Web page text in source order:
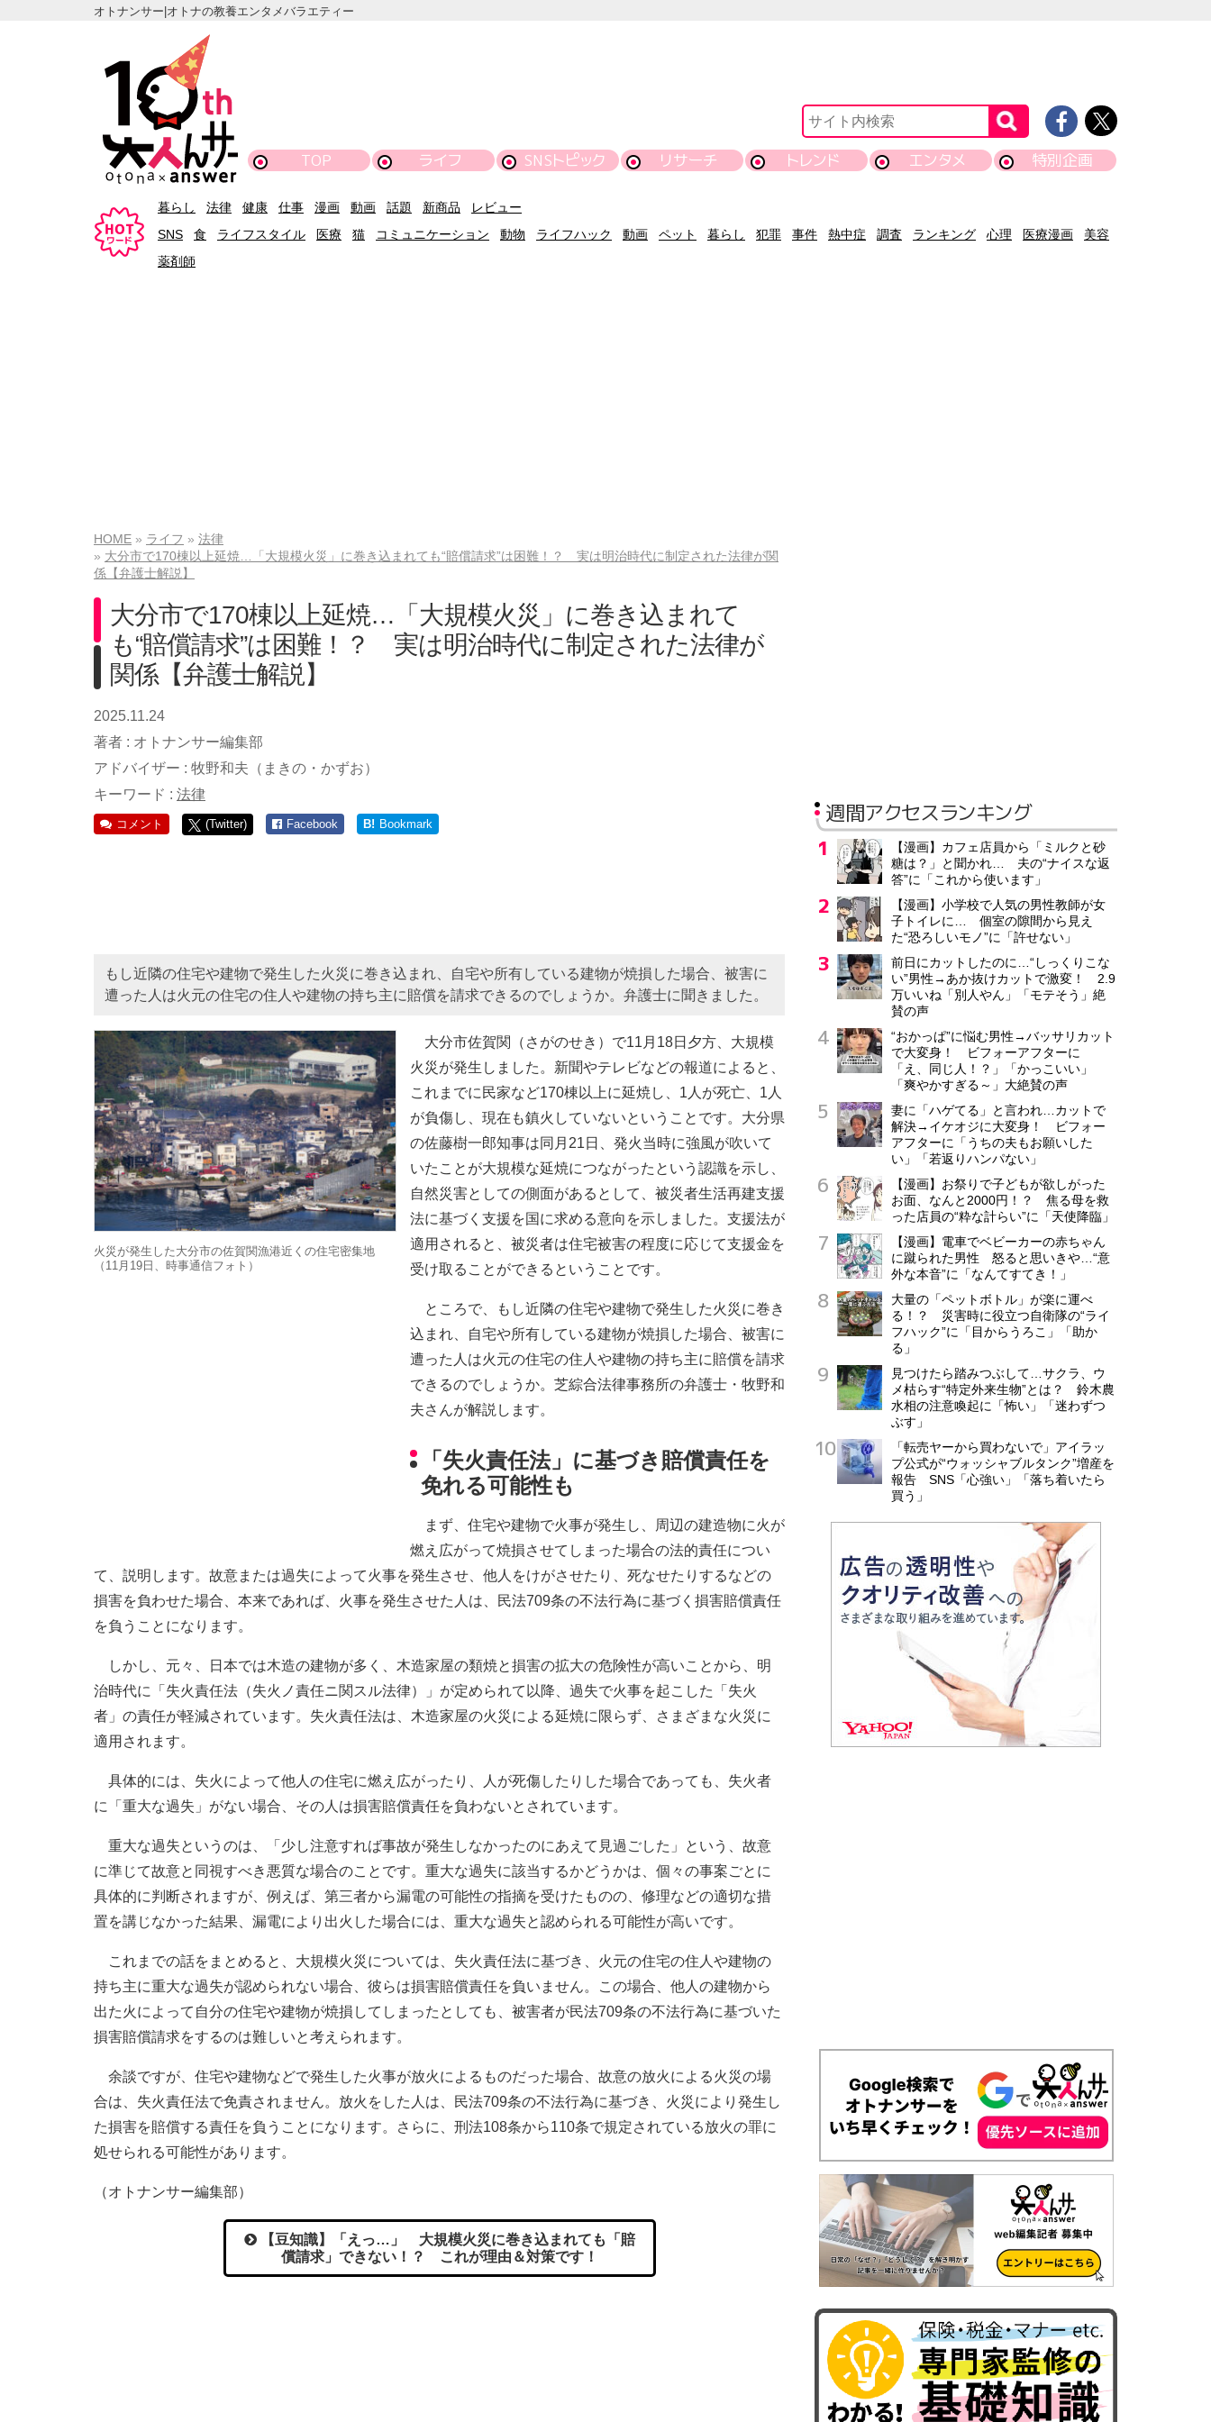
オトナンサー|オトナの教養エンタメバラエティー
TOP ライフ SNSトピック リサーチ トレンド エンタメ 特別企画
暮らし 法律 健康 仕事 漫画 動画 話題 新商品
レビュー
SNS
食 ライフスタイル 医療 猫 コミュニケーション 動物 ライフハック 動画 ペット 暮らし 犯罪 事件 熱中症 調査 ランキング 心理 医療漫画
美容
薬剤師
HOME ライフ
法律
大分市で170棟以上延焼…「大規模火災」に巻き込まれても“賠償請求”は困難！？ 実は明治時代に制定された法律が関
係【弁護士解説】
大分市で170棟以上延焼…「大規模火災」に巻き込まれて
も“賠償請求”は困難！？ 実は明治時代に制定された法律が
関係【弁護士解説】
2025.11.24
著者 : オトナンサー編集部
アドバイザー : 牧野和夫（まきの・かずお）
キーワード : 法律
コメント (Twitter) Facebook B! Bookmark
もし近隣の住宅や建物で発生した火災に巻き込まれ、自宅や所有している建物が焼損した場合、被害に
遭った人は火元の住宅の住人や建物の持ち主に賠償を請求できるのでしょうか。弁護士に聞きました。
火災が発生した大分市の佐賀関漁港近くの住宅密集地
（11月19日、時事通信フォト）
大分市佐賀関（さがのせき）で11月18日夕方、大規模
火災が発生しました。新聞やテレビなどの報道によると、
これまでに民家など170棟以上に延焼し、1人が死亡、1人
が負傷し、現在も鎮火していないということです。大分県
の佐藤樹一郎知事は同月21日、発火当時に強風が吹いて
いたことが大規模な延焼につながったという認識を示し、
自然災害としての側面があるとして、被災者生活再建支援
法に基づく支援を国に求める意向を示しました。支援法が
適用されると、被災者は住宅被害の程度に応じて支援金を
受け取ることができるということです。
ところで、もし近隣の住宅や建物で発生した火災に巻き
込まれ、自宅や所有している建物が焼損した場合、被害に
遭った人は火元の住宅の住人や建物の持ち主に賠償を請求
できるのでしょうか。芝綜合法律事務所の弁護士・牧野和
夫さんが解説します。
「失火責任法」に基づき賠償責任を
免れる可能性も
まず、住宅や建物で火事が発生し、周辺の建造物に火が
燃え広がって焼損させてしまった場合の法的責任につい
て、説明します。故意または過失によって火事を発生させ、他人をけがさせたり、死なせたりするなどの
損害を負わせた場合、本来であれば、火事を発生させた人は、民法709条の不法行為に基づく損害賠償責任
を負うことになります。
しかし、元々、日本では木造の建物が多く、木造家屋の類焼と損害の拡大の危険性が高いことから、明
治時代に「失火責任法（失火ノ責任ニ関スル法律）」が定められて以降、過失で火事を起こした「失火
者」の責任が軽減されています。失火責任法は、木造家屋の火災による延焼に限らず、さまざまな火災に
適用されます。
具体的には、失火によって他人の住宅に燃え広がったり、人が死傷したりした場合であっても、失火者
に「重大な過失」がない場合、その人は損害賠償責任を負わないとされています。
重大な過失というのは、「少し注意すれば事故が発生しなかったのにあえて見過ごした」という、故意
に準じて故意と同視すべき悪質な場合のことです。重大な過失に該当するかどうかは、個々の事案ごとに
具体的に判断されますが、例えば、第三者から漏電の可能性の指摘を受けたものの、修理などの適切な措
置を講じなかった結果、漏電により出火した場合には、重大な過失と認められる可能性が高いです。
これまでの話をまとめると、大規模火災については、失火責任法に基づき、火元の住宅の住人や建物の
持ち主に重大な過失が認められない場合、彼らは損害賠償責任を負いません。この場合、他人の建物から
出た火によって自分の住宅や建物が焼損してしまったとしても、被害者が民法709条の不法行為に基づいた
損害賠償請求をするのは難しいと考えられます。
余談ですが、住宅や建物などで発生した火事が放火によるものだった場合、故意の放火による火災の場
合は、失火責任法で免責されません。放火をした人は、民法709条の不法行為に基づき、火災により発生し
た損害を賠償する責任を負うことになります。さらに、刑法108条から110条で規定されている放火の罪に
処せられる可能性があります。
（オトナンサー編集部）
【豆知識】「えっ…」 大規模火災に巻き込まれても「賠
償請求」できない！？ これが理由＆対策です！
週間アクセスランキング
【漫画】カフェ店員から「ミルクと砂
糖は？」と聞かれ… 夫の“ナイスな返
答”に「これから使います」
【漫画】小学校で人気の男性教師が女
子トイレに… 個室の隙間から見え
た“恐ろしいモノ”に「許せない」
前日にカットしたのに…“しっくりこな
い”男性→あか抜けカットで激変！ 2.9
万いいね「別人やん」「モテそう」絶
賛の声
“おかっぱ”に悩む男性→バッサリカット
で大変身！ ビフォーアフターに
「え、同じ人！？」「かっこいい」
「爽やかすぎる～」大絶賛の声
妻に「ハゲてる」と言われ…カットで
解決→イケオジに大変身！ ビフォー
アフターに「うちの夫もお願いした
い」「若返りハンパない」
【漫画】お祭りで子どもが欲しがった
お面、なんと2000円！？ 焦る母を救
った店員の“粋な計らい”に「天使降臨」
【漫画】電車でベビーカーの赤ちゃん
に蹴られた男性 怒ると思いきや…“意
外な本音”に「なんてすてき！」
大量の「ペットボトル」が楽に運べ
る！？ 災害時に役立つ自衛隊の“ライ
フハック”に「目からうろこ」「助か
る」
見つけたら踏みつぶして…サクラ、ウ
メ枯らす“特定外来生物”とは？ 鈴木農
水相の注意喚起に「怖い」「迷わずつ
ぶす」
「転売ヤーから買わないで」アイラッ
プ公式が“ウォッシャブルタンク”増産を
報告 SNS「心強い」「落ち着いたら
買う」